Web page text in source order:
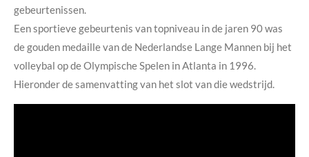
gebeurtenissen.
Een sportieve gebeurtenis van topniveau in de jaren 90 was
de gouden medaille van de Nederlandse Lange Mannen bij het
volleybal op de Olympische Spelen in Atlanta in 1996.
Hieronder de samenvatting van het slot van die wedstrijd.